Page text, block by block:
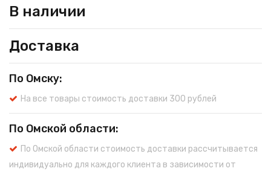
В наличии
Доставка
По Омску:
На все товары стоимость доставки 300 рублей
По Омской области:
По Омской области стоимость доставки рассчитывается
индивидуально для каждого клиента в зависимости от